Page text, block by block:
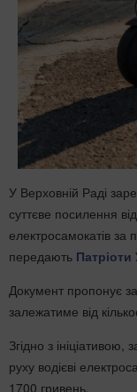
У Верховній Раді
суттєве посилення
електросамокатів
передають Патріоти
Документ пропонує
залежатиме від
Згідно з
руху водієві
1700 гривень.